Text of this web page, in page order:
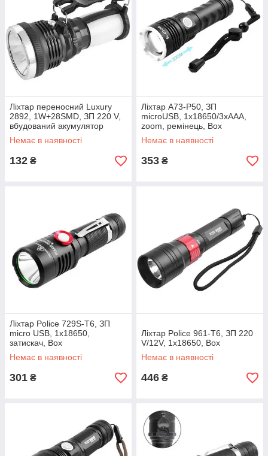
Ліхтар переносний Luxury
2892, 1W+28SMD, ЗП 220 V,
вбудований акумулятор
Немає в наявності
132 ₴
Ліхтар A73-P50, ЗП
microUSB, 1x18650/3xAAA,
zoom, ремінець, Box
Немає в наявності
353 ₴
Ліхтар Police 729S-T6, ЗП
micro USB, 1х18650,
затискач, Box
Немає в наявності
301 ₴
Ліхтар Police 961-T6, ЗП 220
V/12V, 1x18650, Box
Немає в наявності
446 ₴